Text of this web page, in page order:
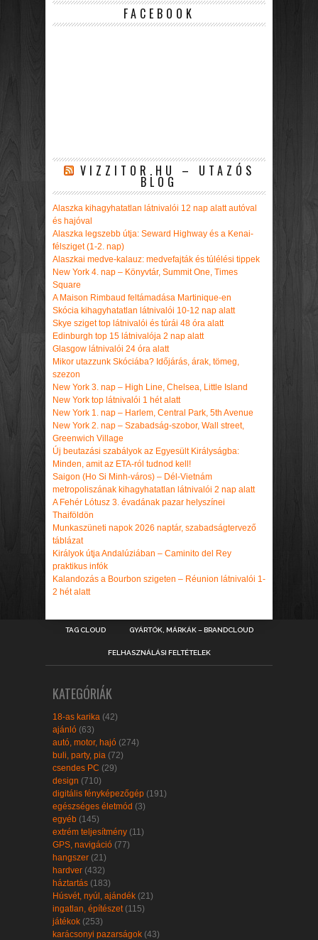
FACEBOOK
VIZZITOR.HU – UTAZÓS
BLOG
Alaszka kihagyhatatlan látnivalói 12 nap alatt autóval
és hajóval
Alaszka legszebb útja: Seward Highway és a Kenai-
félsziget (1-2. nap)
Alaszkai medve-kalauz: medvefajták és túlélési tippek
New York 4. nap – Könyvtár, Summit One, Times
Square
A Maison Rimbaud feltámadása Martinique-en
Skócia kihagyhatatlan látnivalói 10-12 nap alatt
Skye sziget top látnivalói és túrái 48 óra alatt
Edinburgh top 15 látnivalója 2 nap alatt
Glasgow látnivalói 24 óra alatt
Mikor utazzunk Skóciába? Időjárás, árak, tömeg,
szezon
New York 3. nap – High Line, Chelsea, Little Island
New York top látnivalói 1 hét alatt
New York 1. nap – Harlem, Central Park, 5th Avenue
New York 2. nap – Szabadság-szobor, Wall street,
Greenwich Village
Új beutazási szabályok az Egyesült Királyságba:
Minden, amit az ETA-ról tudnod kell!
Saigon (Ho Si Minh-város) – Dél-Vietnám
metropoliszának kihagyhatatlan látnivalói 2 nap alatt
A Fehér Lótusz 3. évadának pazar helyszínei
Thaiföldön
Munkaszüneti napok 2026 naptár, szabadságtervező
táblázat
Királyok útja Andalúziában – Caminito del Rey
praktikus infók
Kalandozás a Bourbon szigeten – Réunion látnivalói 1-
2 hét alatt
TAG CLOUD GYÁRTÓK, MÁRKÁK – BRANDCLOUD
FELHASZNÁLÁSI FELTÉTELEK
KATEGÓRIÁK
18-as karika (42)
ajánló (63)
autó, motor, hajó (274)
buli, party, pia (72)
csendes PC (29)
design (710)
digitális fényképezőgép (191)
egészséges életmód (3)
egyéb (145)
extrém teljesítmény (11)
GPS, navigáció (77)
hangszer (21)
hardver (432)
háztartás (183)
Húsvét, nyúl, ajándék (21)
ingatlan, építészet (115)
játékok (253)
karácsonyi pazarságok (43)